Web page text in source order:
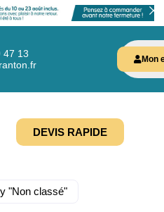
47 13
Mon
DEVIS RAPIDE
"Non classé"